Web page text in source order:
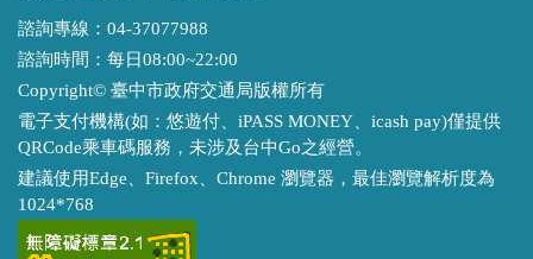
諮詢專線：04-37077988
諮詢時間：每日08:00~22:00
Copyright© 臺中市政府交通局版權所有
電子支付機構(如：悠遊付、iPASS MONEY、icash pay)僅提供
QRCode乘車碼服務，未涉及台中Go之經營。
建議使用Edge、Firefox、Chrome 瀏覽器，最佳瀏覽解析度為
1024*768